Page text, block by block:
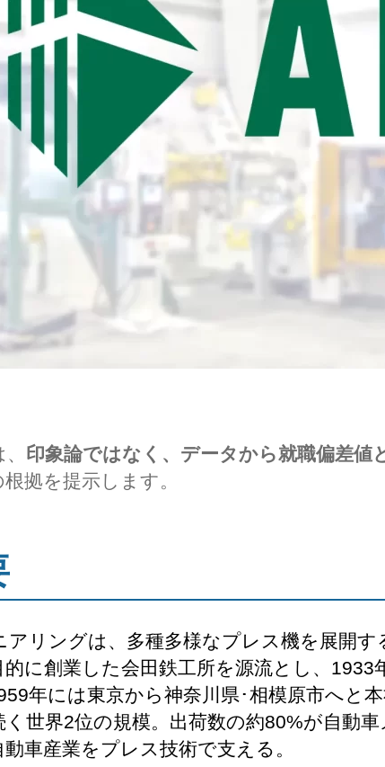
印象論ではなく、データから就職偏差値
拠を提示します。
アリングは、多種多様なプレス機を展開
的に創業した会田鉄工所を源流とし、
年には東京から神奈川県･相模原市へと
世界2位の規模。出荷数の約80%が自動
車産業をプレス技術で支える。